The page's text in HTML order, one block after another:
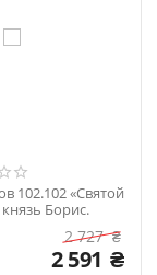
102.102 «Святой
Борис.
2 727 ₴
2 591 ₴